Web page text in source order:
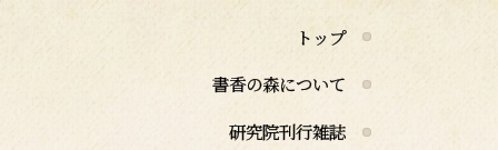
トップ
書香の森について
研究院刊行雑誌